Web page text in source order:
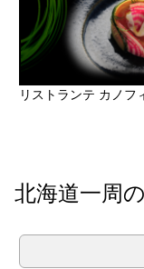
リストランテ カノフ
北海道一周